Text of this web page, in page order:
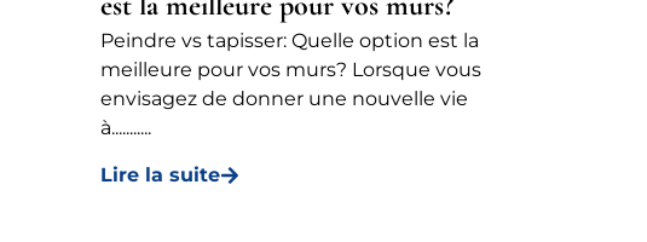
Peindre vs tapisser: Quelle option est la
meilleure pour vos murs? Lorsque vous
envisagez de donner une nouvelle vie
à...........
Lire la suite